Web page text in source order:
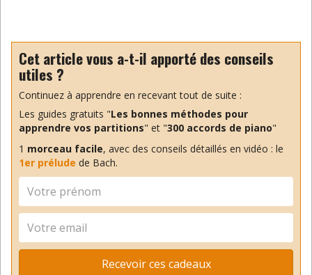
Cet article vous a-t-il apporté des conseils
utiles ?
Continuez à apprendre en recevant tout de suite :
Les guides gratuits "Les bonnes méthodes pour
apprendre vos partitions" et "300 accords de piano"
1 morceau facile, avec des conseils détaillés en vidéo : le
1er prélude de Bach.
Recevoir ces cadeaux